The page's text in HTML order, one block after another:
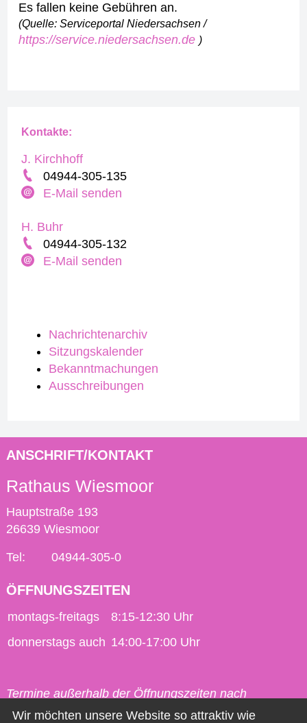
Es fallen keine Gebühren an.
(Quelle: Serviceportal Niedersachsen /
https://service.niedersachsen.de )
Nachrichtenarchiv
Sitzungskalender
Bekanntmachungen
Ausschreibungen
Kontakte:
J. Kirchhoff
04944-305-135
E-Mail senden
H. Buhr
04944-305-132
E-Mail senden
ANSCHRIFT/KONTAKT
Rathaus Wiesmoor
Hauptstraße 193
26639 Wiesmoor
Tel: 04944-305-0
ÖFFNUNGSZEITEN
montags-freitags
8:15-12:30 Uhr
donnerstags auch 14:00-17:00 Uhr
Termine außerhalb der Öffnungszeiten nach
vorheriger Vereinbarung möglich.
Wir möchten unsere Website so attraktiv wie